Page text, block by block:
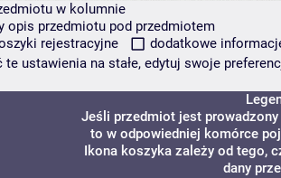
w kolumnie
opis przedmiotu pod przedmiotem
rejestracyjne
dodatkowe
ustawienia na stałe, edytuj swoje
Jeśli przedmiot jest
to w odpowiedniej komórce
Ikona koszyka zależy od tego,
dany